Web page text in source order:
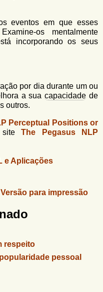
eventos em que esses
os mentalmente
incorporando os seus
por dia durante um ou
a suacapacidade de
outros.
Perceptual Positions or
The Pegasus NLP
e Aplicações
Versão para impressão
respeito
pessoal